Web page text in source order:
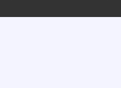
soins. Les